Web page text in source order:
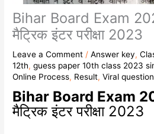
Bihar Board Exam
मैट्रिक इंटर परीक्षा 2023
Leave a Comment /Answer key,
12th,guess paper 10th class 2023
Online Process, Result,Viral question
Bihar Board Exam
मैट्रिक इंटर परीक्षा 2023